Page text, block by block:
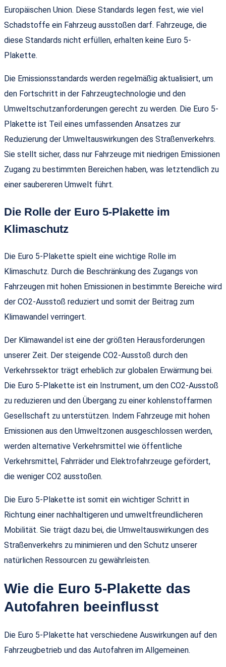
Europäischen Union. Diese Standards legen fest, wie viel
Schadstoffe ein Fahrzeug ausstoßen darf. Fahrzeuge, die
diese Standards nicht erfüllen, erhalten keine Euro 5-
Plakette.
Die Emissionsstandards werden regelmäßig aktualisiert, um
den Fortschritt in der Fahrzeugtechnologie und den
Umweltschutzanforderungen gerecht zu werden. Die Euro 5-
Plakette ist Teil eines umfassenden Ansatzes zur
Reduzierung der Umweltauswirkungen des Straßenverkehrs.
Sie stellt sicher, dass nur Fahrzeuge mit niedrigen Emissionen
Zugang zu bestimmten Bereichen haben, was letztendlich zu
einer saubereren Umwelt führt.
Die Rolle der Euro 5-Plakette im
Klimaschutz
Die Euro 5-Plakette spielt eine wichtige Rolle im
Klimaschutz. Durch die Beschränkung des Zugangs von
Fahrzeugen mit hohen Emissionen in bestimmte Bereiche wird
der CO2-Ausstoß reduziert und somit der Beitrag zum
Klimawandel verringert.
Der Klimawandel ist eine der größten Herausforderungen
unserer Zeit. Der steigende CO2-Ausstoß durch den
Verkehrssektor trägt erheblich zur globalen Erwärmung bei.
Die Euro 5-Plakette ist ein Instrument, um den CO2-Ausstoß
zu reduzieren und den Übergang zu einer kohlenstoffarmen
Gesellschaft zu unterstützen. Indem Fahrzeuge mit hohen
Emissionen aus den Umweltzonen ausgeschlossen werden,
werden alternative Verkehrsmittel wie öffentliche
Verkehrsmittel, Fahrräder und Elektrofahrzeuge gefördert,
die weniger CO2 ausstoßen.
Die Euro 5-Plakette ist somit ein wichtiger Schritt in
Richtung einer nachhaltigeren und umweltfreundlicheren
Mobilität. Sie trägt dazu bei, die Umweltauswirkungen des
Straßenverkehrs zu minimieren und den Schutz unserer
natürlichen Ressourcen zu gewährleisten.
Wie die Euro 5-Plakette das
Autofahren beeinflusst
Die Euro 5-Plakette hat verschiedene Auswirkungen auf den
Fahrzeugbetrieb und das Autofahren im Allgemeinen.